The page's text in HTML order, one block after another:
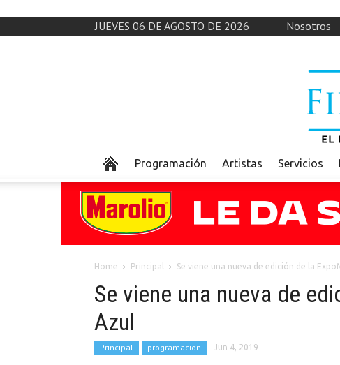
JUEVES 06 DE AGOSTO DE 2026 Nosotros
Programación Artistas Servicios
Home Principal Se viene una nueva de edición de la
Se viene una nueva de
Azul
Principal programacion Jun 4, 2019